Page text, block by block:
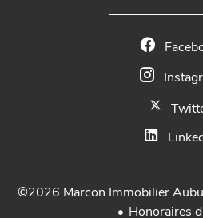
©2026 Marcon Immobilier
Honoraires